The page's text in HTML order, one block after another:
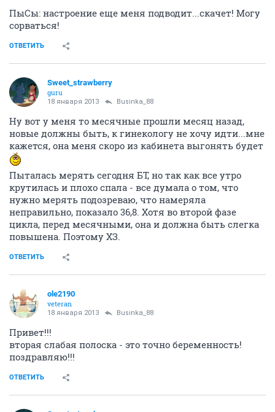
при КД. Задержка 5 дней. Тест показывает непонятно
что (вторая полоска чуть-чуть заметна). Не тошнит,
ранее не было особых предпочтений в еде, но сегодня
хочется рыбы. Еще грудь побаливает. Раньше
ПыСы: настроение еще меня подводит...скачет! Могу
сорваться!
ОТВЕТИТЬ
Sweet_strawberry
guru
Ну вот у меня то месячные прошли месяц назад,
новые должны быть, к гинекологу не хочу идти...мне
кажется, она меня скоро из кабинета выгонять будет
нужно мерять подозреваю, что намеряла
неправильно, показало 36,8. Хотя во второй фазе
цикла, перед месячными, она и должна быть слегка
повышена. Поэтому ХЗ.
ОТВЕТИТЬ
veteran